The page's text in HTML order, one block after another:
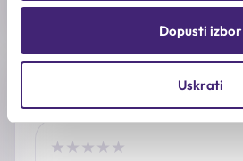
Dopusti izbor
Uskrati
★ ★ ★ ★ ★